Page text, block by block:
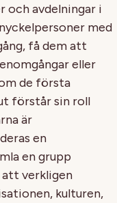
och avdelningar i
med
få dem att
eller
de första
förstår sin roll
är
en
en grupp
att verkligen
kulturen,